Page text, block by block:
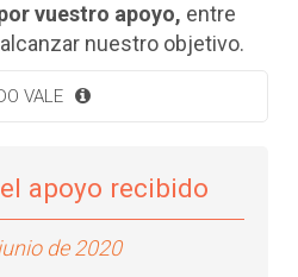
vuestro apoyo, entre
nuestro objetivo.
VALE
apoyo recibido
de 2020